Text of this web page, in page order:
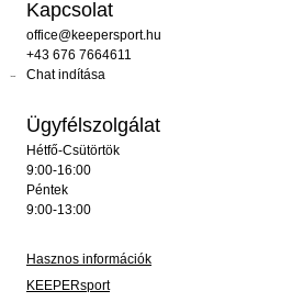
Kapcsolat
office@keepersport.hu
+43 676 7664611
Chat indítása
Ügyfélszolgálat
Hétfő-Csütörtök
9:00-16:00
Péntek
9:00-13:00
Hasznos információk
KEEPERsport